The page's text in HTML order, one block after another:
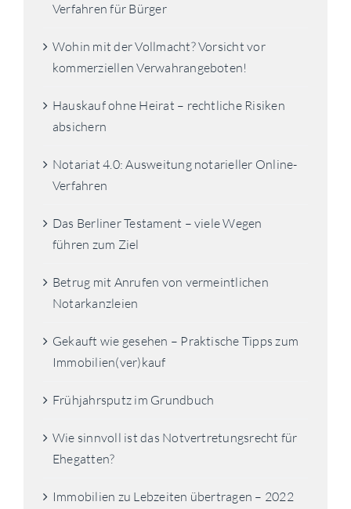
Verfahren für Bürger
Wohin mit der Vollmacht? Vorsicht vor
kommerziellen Verwahrangeboten!
Hauskauf ohne Heirat – rechtliche Risiken
absichern
Notariat 4.0: Ausweitung notarieller Online-
Verfahren
Das Berliner Testament – viele Wegen
führen zum Ziel
Betrug mit Anrufen von vermeintlichen
Notarkanzleien
Gekauft wie gesehen – Praktische Tipps zum
Immobilien(ver)kauf
Frühjahrsputz im Grundbuch
Wie sinnvoll ist das Notvertretungsrecht für
Ehegatten?
Immobilien zu Lebzeiten übertragen – 2022